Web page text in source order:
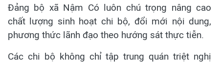
Đảng bộ xã Nậm Có luôn chú trọng nâng cao
chất lượng sinh hoạt chi bộ, đổi mới nội dung,
phương thức lãnh đạo theo hướng sát thực tiễn.
Các chi bộ không chỉ tập trung quán triệt nghị